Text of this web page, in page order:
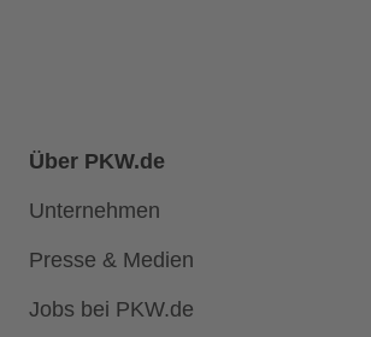
Über PKW.de
Unternehmen
Presse & Medien
Jobs bei PKW.de